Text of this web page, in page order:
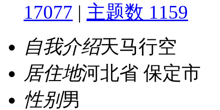
17077 | 主题数 1159
自我介绍天马行空
居住地河北省 保定市
性别男